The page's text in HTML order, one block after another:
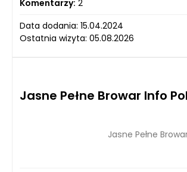
Komentarzy: 2
Data dodania: 15.04.2024
Ostatnia wizyta: 05.08.2026
Jasne Pełne Browar Info
Jasne Pełne